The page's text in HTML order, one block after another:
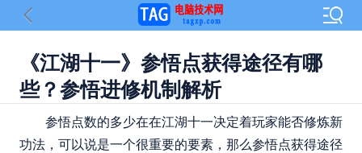
《江湖十一》参悟点获得途径有哪
些？参悟进修机制解析
参悟点数的多少在在江湖十一决定着玩家能否修炼新
功法，可以说是一个很重要的要素，那么参悟点获得途径